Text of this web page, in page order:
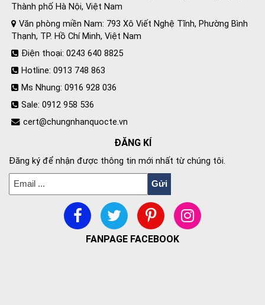
Thành phố Hà Nội, Việt Nam
Văn phòng miền Nam: 793 Xô Viết Nghệ Tĩnh, Phường Bình
Thạnh, TP. Hồ Chí Minh, Việt Nam
Điện thoại: 0243 640 8825
Hotline: 0913 748 863
Ms Nhung: 0916 928 036
Sale: 0912 958 536
cert@chungnhanquocte.vn
ĐĂNG KÍ
Đăng ký để nhận được thông tin mới nhất từ chúng tôi.
FANPAGE FACEBOOK